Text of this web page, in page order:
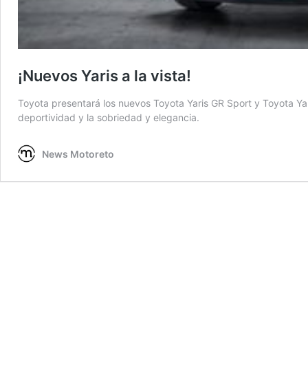
¡Nuevos Yaris a la vista!
Toyota presentará los nuevos Toyota Yaris GR Sport y Toyota
deportividad y la sobriedad y elegancia.
News Motoreto